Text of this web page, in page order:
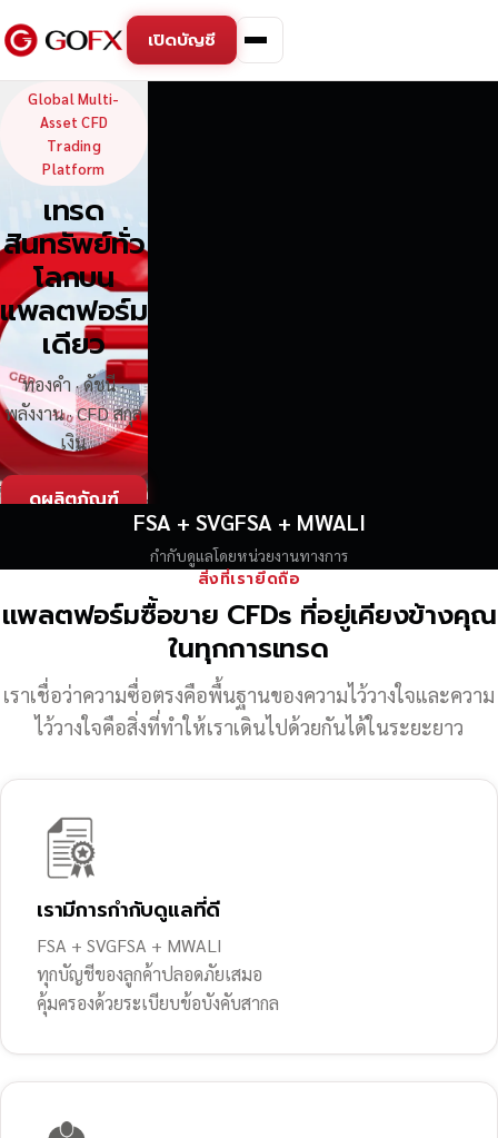
เปิดบัญชี
GoFX — Global Multi-
Global Multi-
Asset CFD
Trading
Platform
เทรด
สินทรัพย์ทั่ว
โลกบน
แพลตฟอร์ม
เดียว
ทองคำ · ดัชนี ·
พลังงาน · CFD สกุล
เงิน
ดูผลิตภัณฑ์
FSA + SVGFSA + MWALI
กำกับดูแลโดยหน่วยงานทางการ
สิ่งที่เรายึดถือ
แพลตฟอร์มซื้อขาย CFDs ที่อยู่เคียงข้างคุณ
ในทุกการเทรด
เราเชื่อว่าความซื่อตรงคือพื้นฐานของความไว้วางใจและความ
ไว้วางใจคือสิ่งที่ทำให้เราเดินไปด้วยกันได้ในระยะยาว
เรามีการกำกับดูแลที่ดี
FSA + SVGFSA + MWALI
ทุกบัญชีของลูกค้าปลอดภัยเสมอ
คุ้มครองด้วยระเบียบข้อบังคับสากล